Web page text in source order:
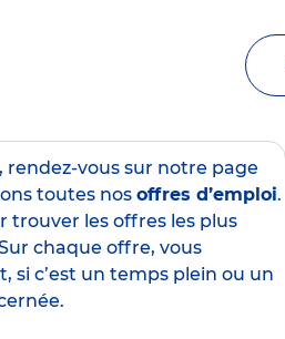
rendez-vous sur notre page
toutes nos offres d’emploi.
trouver les offres les plus
chaque offre, vous
si c’est un temps plein ou un